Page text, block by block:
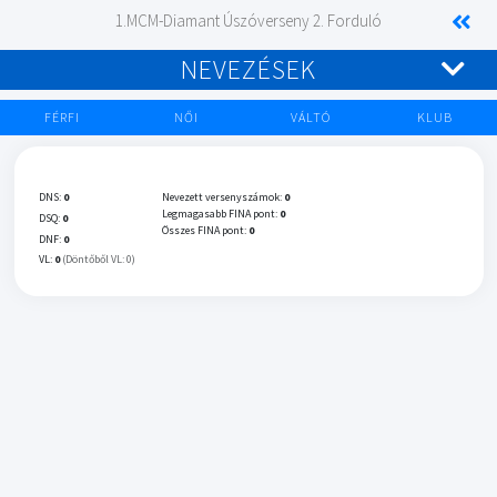
1.MCM-Diamant Úszóverseny 2. Forduló
NEVEZÉSEK
FÉRFI NŐI VÁLTÓ KLUB
DNS: 0
DSQ: 0
DNF: 0
VL: 0 (Döntőből VL: 0)
Nevezett versenyszámok: 0
Legmagasabb FINA pont: 0
Összes FINA pont: 0